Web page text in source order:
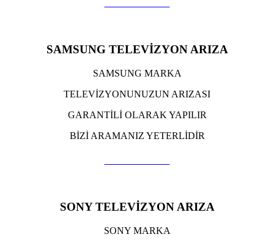
SAMSUNG TELEVİZYON ARIZA
SAMSUNG MARKA
TELEVİZYONUNUZUN ARIZASI
GARANTİLİ OLARAK YAPILIR
BİZİ ARAMANIZ YETERLİDİR
SONY TELEVİZYON ARIZA
SONY MARKA